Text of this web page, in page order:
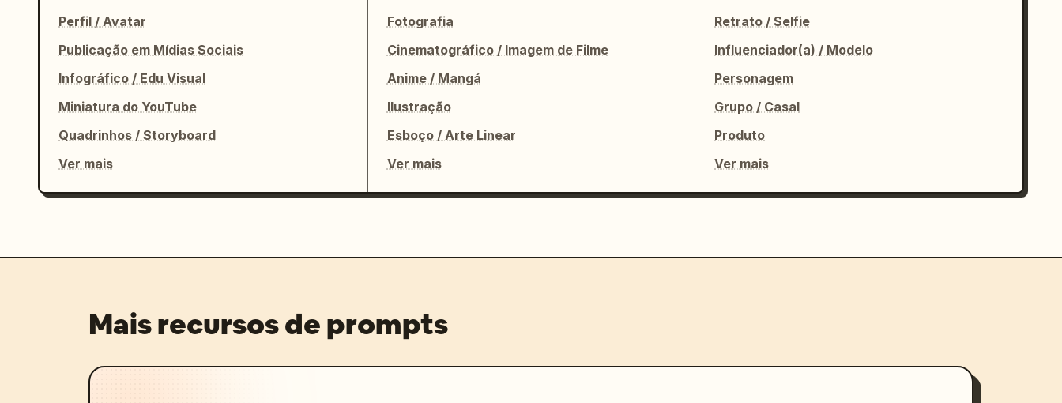
Perfil / Avatar
Publicação em Mídias Sociais
Infográfico / Edu Visual
Miniatura do YouTube
Quadrinhos / Storyboard
Ver mais
Fotografia
Cinematográfico / Imagem de Filme
Anime / Mangá
Ilustração
Esboço / Arte Linear
Ver mais
Retrato / Selfie
Influenciador(a) / Modelo
Personagem
Grupo / Casal
Produto
Ver mais
Mais recursos de prompts